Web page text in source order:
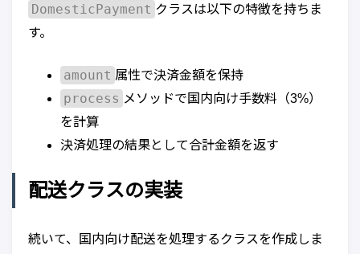
DomesticPayment クラスは以下の特徴を持ちま
す。
amount 属性で決済金額を保持
process メソッドで国内向け手数料（3%）
を計算
決済処理の結果として合計金額を返す
配送クラスの実装
続いて、国内向け配送を処理するクラスを作成しま